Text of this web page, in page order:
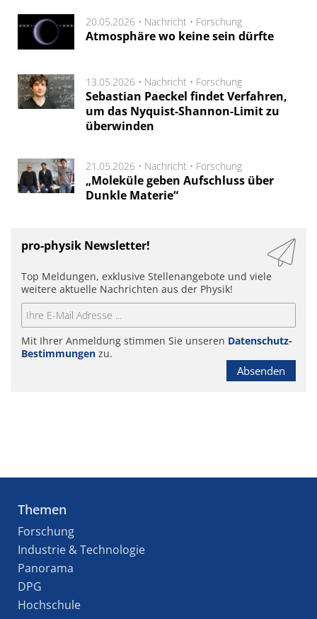
20.05.2026 • Nachricht • Forschung
Atmosphäre wo keine sein dürfte
13.05.2026 • Nachricht • Forschung
Sebastian Paeckel findet Verfahren,
um das Nyquist-Shannon-Limit zu
überwinden
21.05.2026 • Nachricht • Forschung
„Moleküle geben Aufschluss über
Dunkle Materie“
pro-physik Newsletter!
Top Meldungen, exklusive Stellenangebote und viele
weitere aktuelle Nachrichten aus der Physik!
Mit Ihrer Anmeldung stimmen Sie unseren Datenschutz-
Bestimmungen zu.
Absenden
Themen
Forschung
Industrie & Technologie
Panorama
DPG
Hochschule